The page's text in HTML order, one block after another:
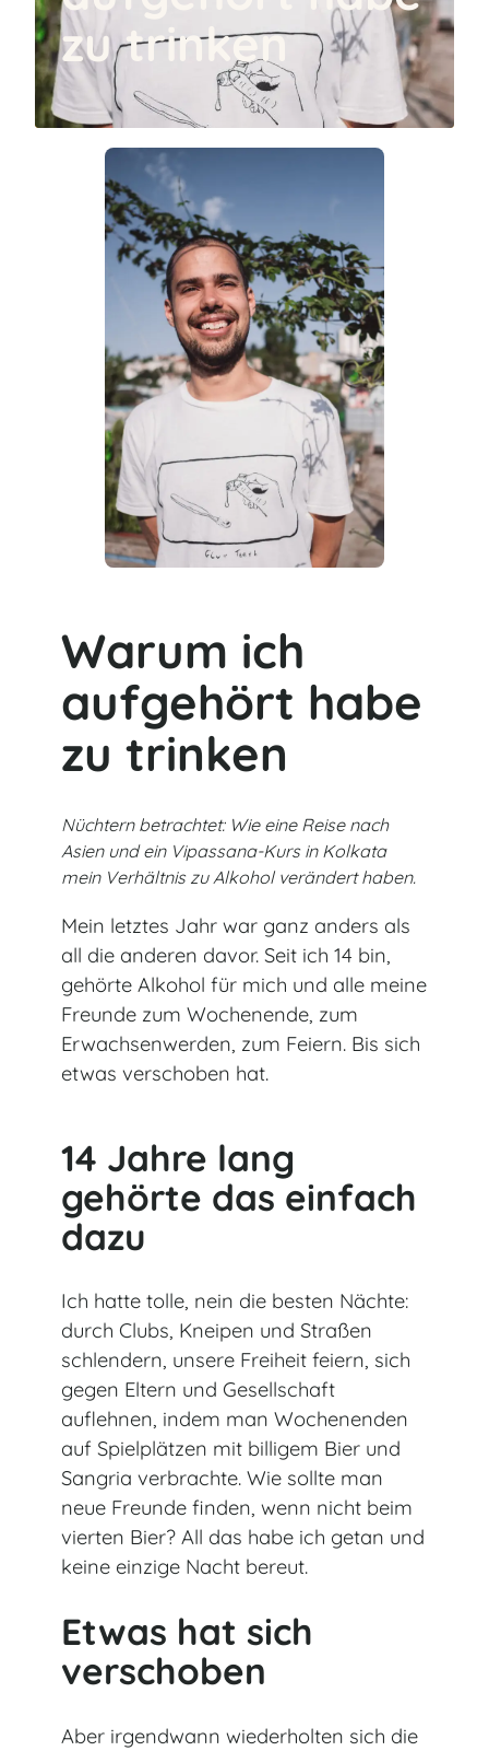
zu trinken
Warum ich
aufgehört habe
zu trinken
Nüchtern betrachtet: Wie eine Reise nach
Asien und ein Vipassana-Kurs in Kolkata
mein Verhältnis zu Alkohol verändert haben.
Mein letztes Jahr war ganz anders als
all die anderen davor. Seit ich 14 bin,
gehörte Alkohol für mich und alle meine
Freunde zum Wochenende, zum
Erwachsenwerden, zum Feiern. Bis sich
etwas verschoben hat.
14 Jahre lang
gehörte das einfach
dazu
Ich hatte tolle, nein die besten Nächte:
durch Clubs, Kneipen und Straßen
schlendern, unsere Freiheit feiern, sich
gegen Eltern und Gesellschaft
auflehnen, indem man Wochenenden
auf Spielplätzen mit billigem Bier und
Sangria verbrachte. Wie sollte man
neue Freunde finden, wenn nicht beim
vierten Bier? All das habe ich getan und
keine einzige Nacht bereut.
Etwas hat sich
verschoben
Aber irgendwann wiederholten sich die